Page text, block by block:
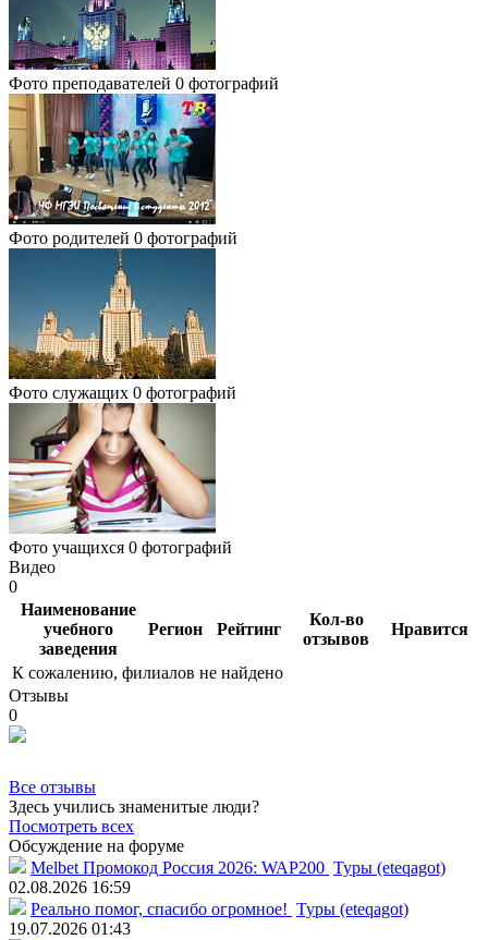
Фото преподавателей 0 фотографий
Фото родителей 0 фотографий
Фото служащих 0 фотографий
Фото учащихся 0 фотографий
Видео
0
Наименование
учебного
заведения
Регион Рейтинг
Кол-во
отзывов
Нравится
К сожалению, филиалов не найдено
Отзывы
0
Все отзывы
Здесь учились знаменитые люди?
Посмотреть всех
Обсуждение на форуме
Melbet Промокод Россия 2026: WAP200 Туры (eteqagot)
02.08.2026 16:59
Реально помог, спасибо огромное! Туры (eteqagot)
19.07.2026 01:43